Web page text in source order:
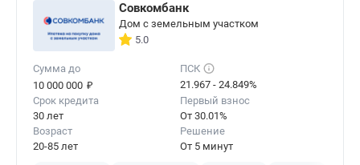
Совкомбанк
Дом с земельным участком
5.0
Сумма до
10 000 000 ₽
ПСК
21.967 - 24.849%
Срок кредита
30 лет
Первый взнос
От 30.01%
Возраст
20-85 лет
Решение
От 5 минут